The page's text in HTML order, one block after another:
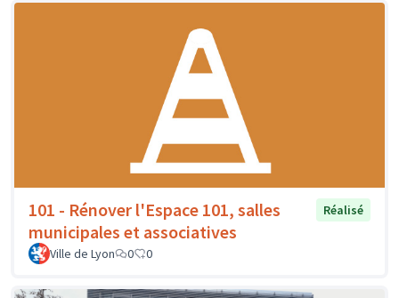
101 - Rénover l'Espace 101, salles
municipales et associatives
Réalisé
Ville de Lyon 0 0